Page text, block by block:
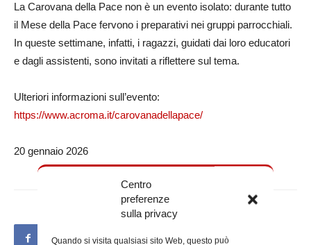
Centro
preferenze
sulla privacy
Quando si visita qualsiasi sito Web, questo può
La Carovana della Pace non è un evento isolato: durante tutto
il Mese della Pace fervono i preparativi nei gruppi parrocchiali.
In queste settimane, infatti, i ragazzi, guidati dai loro educatori
e dagli assistenti, sono invitati a riflettere sul tema.
Ulteriori informazioni sull’evento:
https://www.acroma.it/carovanadellapace/
20 gennaio 2026